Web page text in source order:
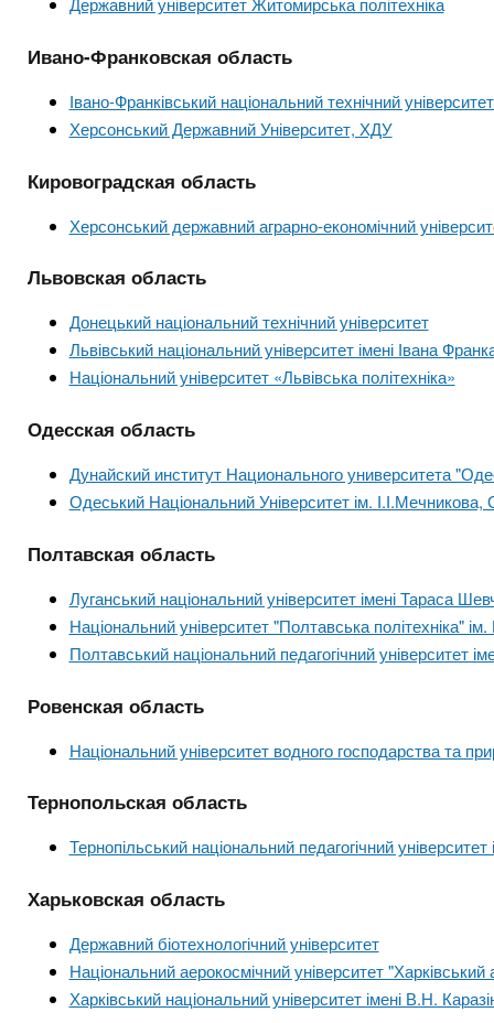
Ивано-Франковская область
Івано-Франківський національний технічний
Херсонський Державний Університет, ХДУ
Кировоградская область
Херсонський державний аграрно-економічний
Львовская область
Донецький національний технічний університет
Львівський національний університет імені Івана
Національний університет «Львівська політехніка»
Одесская область
Дунайский институт Национального университета
Одеський Національний Університет ім.
Полтавская область
Луганський національний університет імені Тараса
Національний університет "Полтавська політехніка"
Полтавський національний педагогічний університет
Ровенская область
Національний університет водного господарства та
Тернопольская область
Тернопільський національний педагогічний
Харьковская область
Державний біотехнологічний університет
Національний аерокосмічний університет "Харківський
Харківський національний університет імені В.Н.